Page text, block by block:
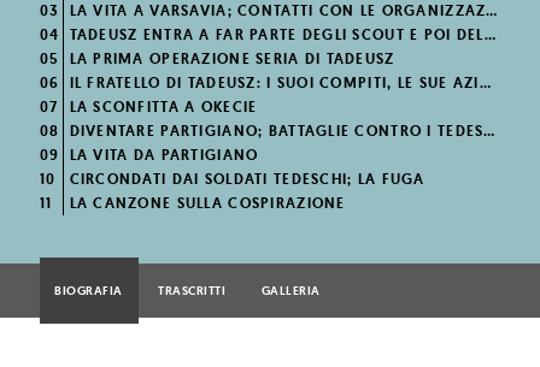
03
LA VITA A VARSAVIA; CONTATTI CON LE ORGANIZZAZIONI DI SINISTRA
04
TADEUSZ ENTRA A FAR PARTE DEGLI SCOUT E POI DELLA RESISTENZA
05
LA PRIMA OPERAZIONE SERIA DI TADEUSZ
06
IL FRATELLO DI TADEUSZ: I SUOI COMPITI, LE SUE AZIONI, LA SUA MORTE
07
LA SCONFITTA A OKECIE
08
DIVENTARE PARTIGIANO; BATTAGLIE CONTRO I TEDESCHI
09
LA VITA DA PARTIGIANO
10
CIRCONDATI DAI SOLDATI TEDESCHI; LA FUGA
11
LA CANZONE SULLA COSPIRAZIONE
BIOGRAFIA TRASCRITTI GALLERIA